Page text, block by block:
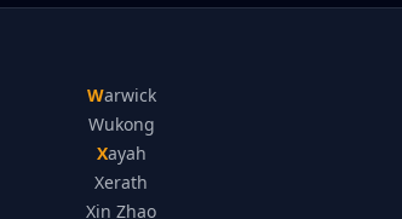
Warwick
Wukong
Xayah
Xerath
Xin Zhao